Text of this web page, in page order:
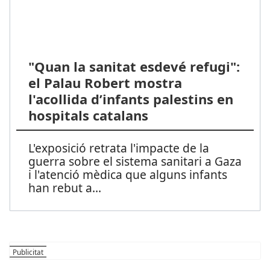
"Quan la sanitat esdevé refugi":
el Palau Robert mostra
l'acollida d’infants palestins en
hospitals catalans
L'exposició retrata l'impacte de la
guerra sobre el sistema sanitari a Gaza
i l'atenció mèdica que alguns infants
han rebut a...